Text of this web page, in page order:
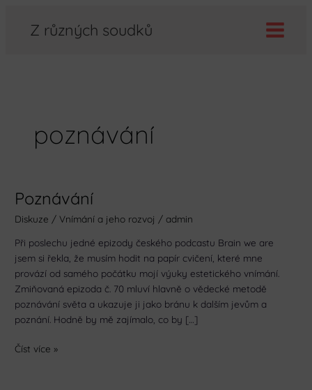
Z různých soudků
poznávání
Poznávání
Diskuze / Vnímání a jeho rozvoj / admin
Při poslechu jedné epizody českého podcastu Brain we are
jsem si řekla, že musím hodit na papír cvičení, které mne
provází od samého počátku mojí výuky estetického vnímání.
Zmiňovaná epizoda č. 70 mluví hlavně o vědecké metodě
poznávání světa a ukazuje ji jako bránu k dalším jevům a
poznání. Hodně by mě zajímalo, co by […]
Poznávání
Číst více »